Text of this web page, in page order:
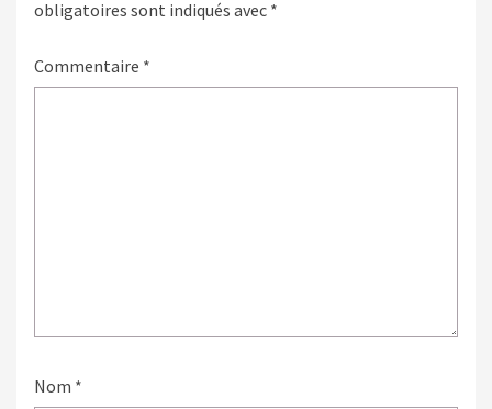
obligatoires sont indiqués avec *
Commentaire *
Nom *